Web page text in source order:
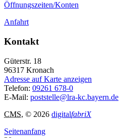
Öffnungszeiten/Konten
Anfahrt
Kontakt
Güterstr. 18
96317 Kronach
Adresse auf Karte anzeigen
Telefon: 09261 678-0
E-Mail: poststelle@lra-kc.bayern.de
CMS, © 2026 digitalfabriX
Seitenanfang